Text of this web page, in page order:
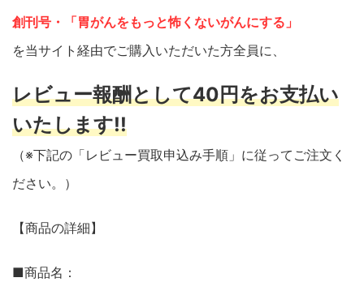
創刊号・「胃がんをもっと怖くないがんにする」
を当サイト経由でご購入いただいた方全員に、
レビュー報酬として40円をお支払い
いたします!!
（※下記の「レビュー買取申込み手順」に従ってご注文く
ださい。）
【商品の詳細】
■商品名：